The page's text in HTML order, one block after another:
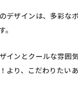
デザインは、多彩な
インとクールな雰囲
より、こだわりたい